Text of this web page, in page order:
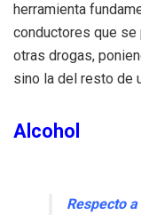
herramienta
conductores que se
otras drogas,
sino la del resto de
Alcohol
Respecto